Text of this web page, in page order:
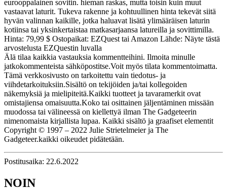
eurooppalainen sovitin. hieman raskas, mutta toisin kuin muut
vastaavat laturit. Tukeva rakenne ja kohtuullinen hinta tekevät siitä
hyvän valinnan kaikille, jotka haluavat lisätä ylimääräisen laturin
kotiinsa tai yksinkertaistaa matkasarjaansa latureilla ja sovittimilla.
Hinta: 79,99 $ Ostopaikat: EZQuest tai Amazon Lähde: Näyte tästä
arvostelusta EZQuestin luvalla
Älä tilaa kaikkia vastauksia kommentteihini. Ilmoita minulle
jatkokommenteista sähköpostitse.Voit myös tilata kommentoimatta.
Tämä verkkosivusto on tarkoitettu vain tiedotus- ja
viihdetarkoituksiin.Sisältö on tekijöiden ja/tai kollegoiden
näkemyksiä ja mielipiteitä.Kaikki tuotteet ja tavaramerkit ovat
omistajiensa omaisuutta.Koko tai osittainen jäljentäminen missään
muodossa tai välineessä on kiellettyä ilman The Gadgeteerin
nimenomaista kirjallista lupaa. Kaikki sisältö ja graafiset elementit
Copyright © 1997 – 2022 Julie Strietelmeier ja The
Gadgeteer.kaikki oikeudet pidätetään.
Postitusaika: 22.6.2022
NOIN